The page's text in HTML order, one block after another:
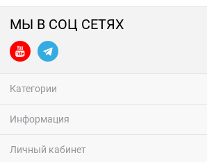
МЫ В СОЦ СЕТЯХ
Категории
Информация
Личный кабинет